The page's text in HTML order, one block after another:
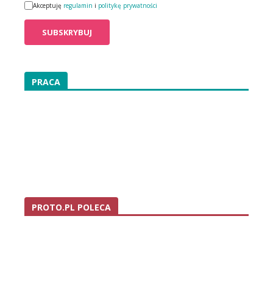
Akceptuję regulamin i politykę prywatności
PRACA
PROTO.PL POLECA